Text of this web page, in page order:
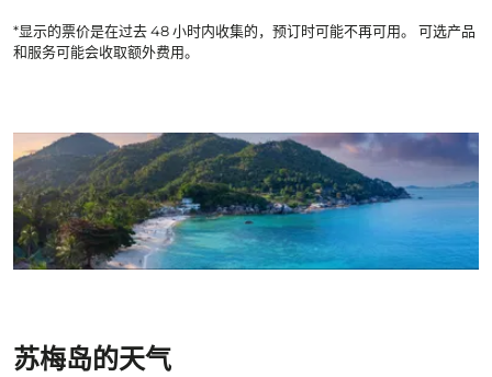
*显示的票价是在过去 48 小时内收集的，预订时可能不再可用。 可选产品
和服务可能会收取额外费用。
苏梅岛的天气